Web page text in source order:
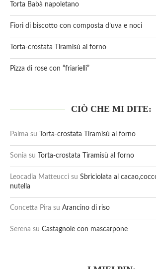
Torta Babà napoletano
Fiori di biscotto con composta d’uva e noci
Torta-crostata Tiramisù al forno
Pizza di rose con “friarielli”
CIÒ CHE MI DITE:
Palma su Torta-crostata Tiramisù al forno
Sonia su Torta-crostata Tiramisù al forno
Leocadia Matteucci su Sbriciolata al
nutella
Concetta Pira su Arancino di riso
Serena su Castagnole con mascarpone